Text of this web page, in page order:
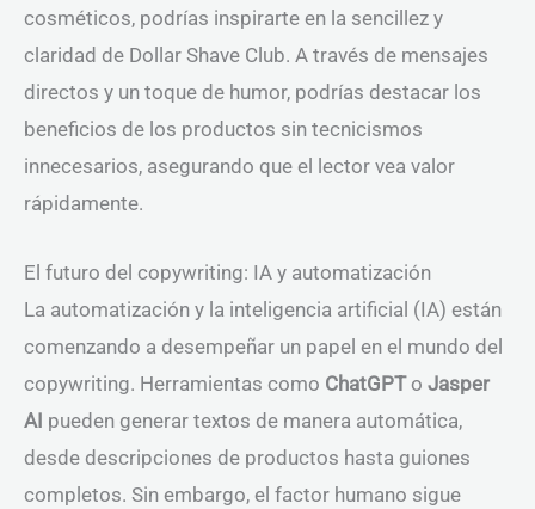
cosméticos, podrías inspirarte en la sencillez y
claridad de Dollar Shave Club. A través de mensajes
directos y un toque de humor, podrías destacar los
beneficios de los productos sin tecnicismos
innecesarios, asegurando que el lector vea valor
rápidamente.
El futuro del copywriting: IA y automatización
La automatización y la inteligencia artificial (IA) están
comenzando a desempeñar un papel en el mundo del
copywriting. Herramientas como ChatGPTo Jasper
AI pueden generar textos de manera automática,
desde descripciones de productos hasta guiones
completos. Sin embargo, el factor humano sigue